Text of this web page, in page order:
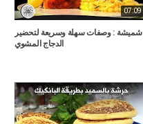
07:09
شميشة : وصفات سهلة وسريعة لتحضير
الدجاج المشوي